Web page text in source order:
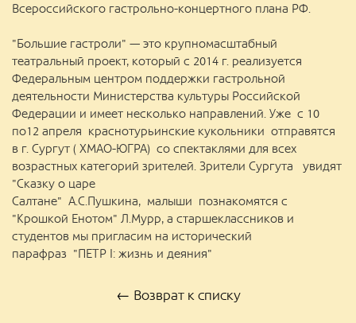
Всероссийского гастрольно-концертного плана РФ.
"Большие гастроли" — это крупномасштабный
театральный проект, который с 2014 г. реализуется
Федеральным центром поддержки гастрольной
деятельности Министерства культуры Российской
Федерации и имеет несколько направлений. Уже с 10
по12 апреля краснотурьинские кукольники отправятся
в г. Сургут ( ХМАО-ЮГРА) со спектаклями для всех
возрастных категорий зрителей. Зрители Сургута увидят
"Сказку о царе
Салтане" А.С.Пушкина, малыши познакомятся с
"Крошкой Енотом" Л.Мурр, а старшеклассников и
студентов мы пригласим на исторический
парафраз "ПЕТР I: жизнь и деяния"
← Возврат к списку